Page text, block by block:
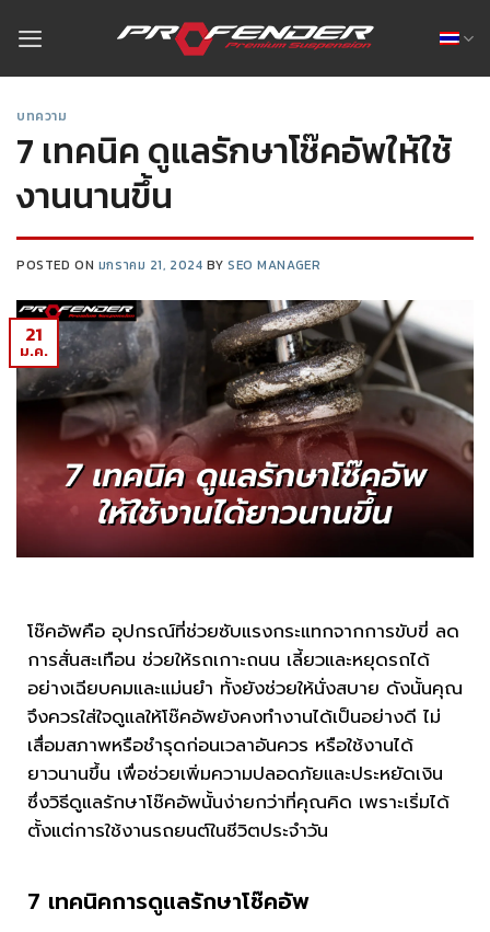
บทความ
7 เทคนิค ดูแลรักษาโช๊คอัพให้ใช้
งานนานขึ้น
POSTED ON มกราคม 21, 2024 BY SEO MANAGER
21
ม.ค.
โช๊คอัพคือ อุปกรณ์ที่ช่วยซับแรงกระแทกจากการขับขี่ ลด
การสั่นสะเทือน ช่วยให้รถเกาะถนน เลี้ยวและหยุดรถได้
อย่างเฉียบคมและแม่นยำ ทั้งยังช่วยให้นั่งสบาย ดังนั้นคุณ
จึงควรใส่ใจดูแลให้โช๊คอัพยังคงทำงานได้เป็นอย่างดี ไม่
เสื่อมสภาพหรือชำรุดก่อนเวลาอันควร หรือใช้งานได้
ยาวนานขึ้น เพื่อช่วยเพิ่มความปลอดภัยและประหยัดเงิน
ซึ่งวิธีดูแลรักษาโช๊คอัพนั้นง่ายกว่าที่คุณคิด เพราะเริ่มได้
ตั้งแต่การใช้งานรถยนต์ในชีวิตประจำวัน
7 เทคนิคการดูแลรักษาโช๊คอัพ